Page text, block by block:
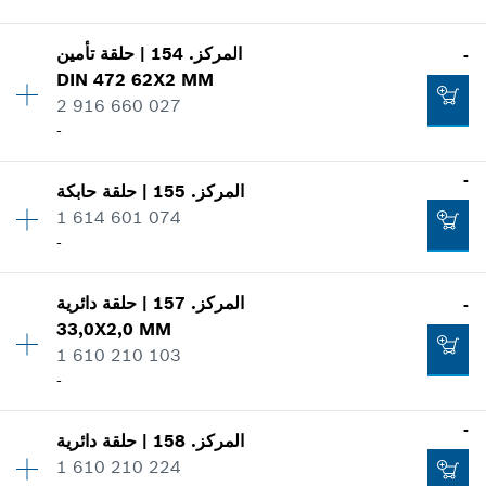
تضاف إلى سلة البضائع
-الكمية 1
فئة السعر:
12
معلومات عن قطع الغيار
اعرض الصور
-
المركز .
154
| حلقة تأمين
DIN 472 62X2 MM
2 916 660 027
-
-
الكمية 1
فئة السعر:
16
إثبات الاستعمال
اعرض الصور
-
المركز .
155
| حلقة حابكة
1 614 601 074
-
-
الكمية 2
فئة السعر:
11
معلومات عن قطع الغيار
اعرض الصور
المركز .
157
| حلقة دائرية
33,0X2,0 MM
1 610 210 103
-
-
الكمية 1
فئة السعر:
13
المركز .
158
| حلقة دائرية
1 610 210 224
-